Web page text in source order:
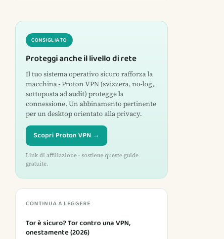
CONSIGLIATO
Proteggi anche il livello di rete
Il tuo sistema operativo sicuro rafforza la
macchina - Proton VPN (svizzera, no-log,
sottoposta ad audit) protegge la
connessione. Un abbinamento pertinente
per un desktop orientato alla privacy.
Scopri Proton VPN →
Link di affiliazione - sostiene queste guide
gratuite.
CONTINUA A LEGGERE
Tor è sicuro? Tor contro una VPN,
onestamente (2026)